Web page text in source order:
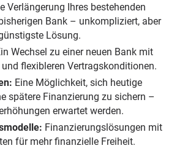
Verlängerung Ihres bestehenden
Bank – unkompliziert, aber
Lösung.
Wechsel zu einer neuen Bank mit
flexibleren Vertragskonditionen.
Eine Möglichkeit, sich heutige
spätere Finanzierung zu sichern –
erwartet werden.
Finanzierungslösungen mit
für mehr finanzielle Freiheit.